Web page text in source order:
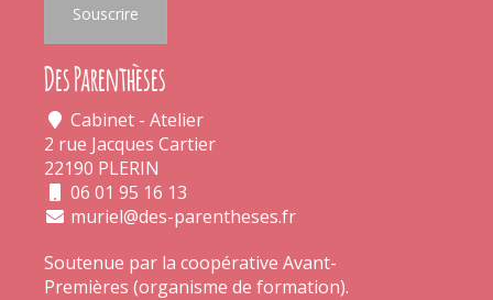
Des Parenthèses
Cabinet - Atelier
2 rue Jacques Cartier
22190 PLERIN
06 01 95 16 13
muriel@des-parentheses.fr
Soutenue par la coopérative Avant-
Premières (organisme de formation).